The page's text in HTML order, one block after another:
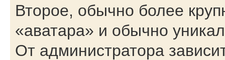
Второе, обычно более
«аватара» и обычно
От администратора